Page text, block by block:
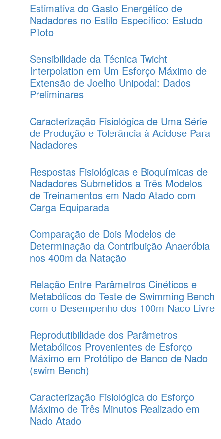
Estimativa do Gasto Energético de
Nadadores no Estilo Específico: Estudo
Piloto
Sensibilidade da Técnica Twicht
Interpolation em Um Esforço Máximo de
Extensão de Joelho Unipodal: Dados
Preliminares
Caracterização Fisiológica de Uma Série
de Produção e Tolerância à Acidose Para
Nadadores
Respostas Fisiológicas e Bioquímicas de
Nadadores Submetidos a Três Modelos
de Treinamentos em Nado Atado com
Carga Equiparada
Comparação de Dois Modelos de
Determinação da Contribuição Anaeróbia
nos 400m da Natação
Relação Entre Parâmetros Cinéticos e
Metabólicos do Teste de Swimming Bench
com o Desempenho dos 100m Nado Livre
Reprodutibilidade dos Parâmetros
Metabólicos Provenientes de Esforço
Máximo em Protótipo de Banco de Nado
(swim Bench)
Caracterização Fisiológica do Esforço
Máximo de Três Minutos Realizado em
Nado Atado